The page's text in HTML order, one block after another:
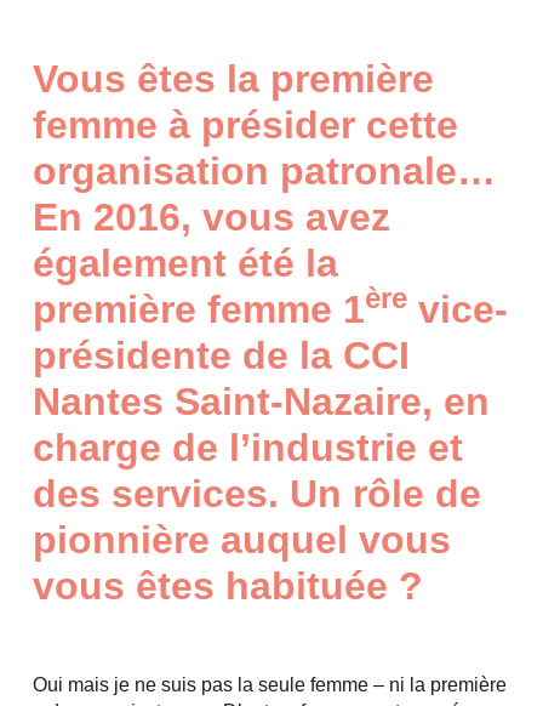
Vous êtes la première
femme à présider cette
organisation patronale…
En 2016, vous avez
également été la
première femme 1èrevice-
présidente de la CCI
Nantes Saint-Nazaire, en
charge de l’industrie et
des services. Un rôle de
pionnière auquel vous
vous êtes habituée ?
Oui mais je ne suis pas la seule femme – ni la première